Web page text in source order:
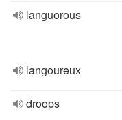
languorous
langoureux
droops